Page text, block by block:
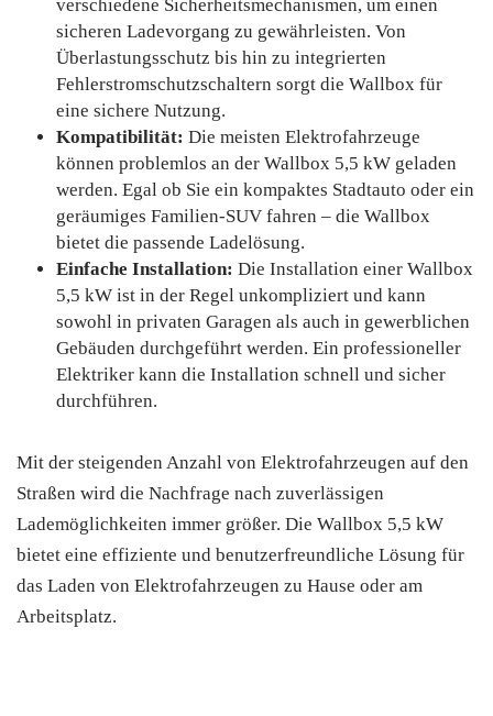
verschiedene Sicherheitsmechanismen, um einen
sicheren Ladevorgang zu gewährleisten. Von
Überlastungsschutz bis hin zu integrierten
Fehlerstromschutzschaltern sorgt die Wallbox für
eine sichere Nutzung.
Kompatibilität: Die meisten Elektrofahrzeuge
können problemlos an der Wallbox 5,5 kW geladen
werden. Egal ob Sie ein kompaktes Stadtauto oder ein
geräumiges Familien-SUV fahren – die Wallbox
bietet die passende Ladelösung.
Einfache Installation: Die Installation einer Wallbox
5,5 kW ist in der Regel unkompliziert und kann
sowohl in privaten Garagen als auch in gewerblichen
Gebäuden durchgeführt werden. Ein professioneller
Elektriker kann die Installation schnell und sicher
durchführen.
Mit der steigenden Anzahl von Elektrofahrzeugen auf den
Straßen wird die Nachfrage nach zuverlässigen
Lademöglichkeiten immer größer. Die Wallbox 5,5 kW
bietet eine effiziente und benutzerfreundliche Lösung für
das Laden von Elektrofahrzeugen zu Hause oder am
Arbeitsplatz.